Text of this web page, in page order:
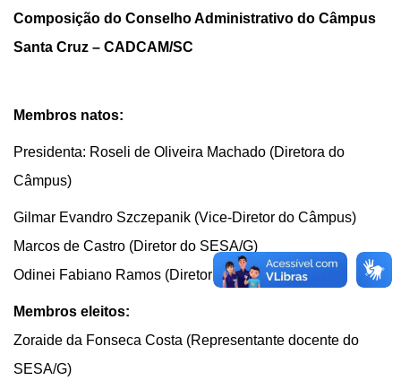
Composição do Conselho Administrativo do Câmpus
Santa Cruz – CADCAM/SC
Membros natos:
Presidenta: Roseli de Oliveira Machado (Diretora do
Câmpus)
Gilmar Evandro Szczepanik (Vice-Diretor do Câmpus)
Marcos de Castro (Diretor do SESA/G)
Odinei Fabiano Ramos (Diretor do SEHLA/G)
Membros eleitos:
Zoraide da Fonseca Costa (Representante docente do
SESA/G)